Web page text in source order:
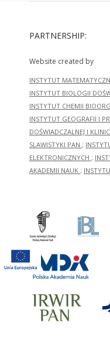
PARTNERSHIP:
Website created by
INSTYTUT
INSTYTUT BIOLOGII
INSTYTUT CHEMII
INSTYTUT GEOGRAFII I
DOŚWIADCZALNEJ I
SLAWISTYKI PAN ;
ELEKTRONICZNYCH ;
AKADEMII NAUK ;